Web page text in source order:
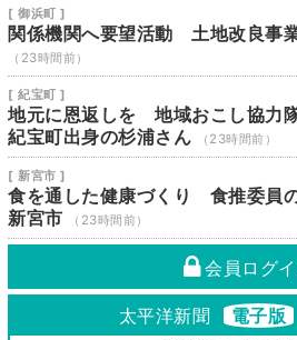
[ 御浜町 ]
関係機関へ要望活動 土地改良事
（23時間前）
[ 紀宝町 ]
地元に恩返しを 地域おこし協力
紀宝町出身の杉浦さん
（23時間前）
[ 新宮市 ]
食を通した健康づくり 食推委員
新宮市
（23時間前）
会員ログ
太平洋新聞 電子版